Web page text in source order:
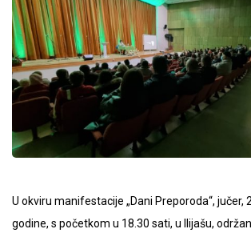
U okviru manifestacije „Dani Preporoda“, jučer,
godine, s početkom u 18.30 sati, u Ilijašu,